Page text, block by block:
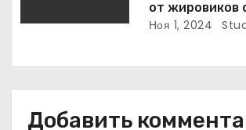
от жировиков
Ноя 1, 2024
Добавить